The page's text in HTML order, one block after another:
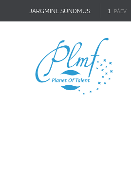
JÄRGMINE SÜNDMUS: 1 PÄEV